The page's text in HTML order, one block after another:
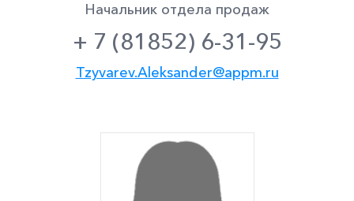
Начальник отдела продаж
+ 7 (81852) 6-31-95
Tzyvarev.Aleksander@appm.ru